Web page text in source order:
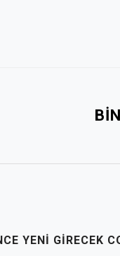
YENI GIRECEK